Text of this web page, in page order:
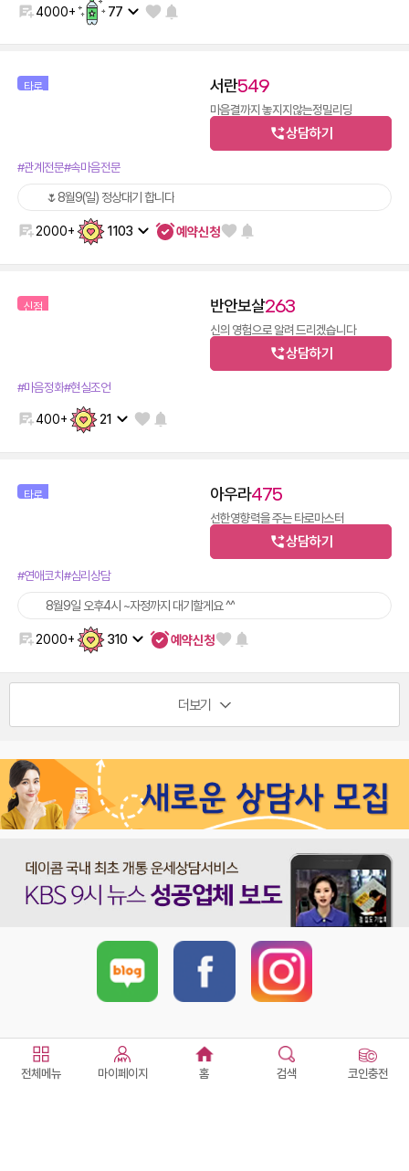
4000+ 77
타로 서란549
마음결까지 놓지지않는정밀리딩
12분 14,400
상담하기
#관계전문#속마음전문
🌷8월9(일) 정상대기 합니다
2000+ 1103 예약신청
신점 반안보살263
신의 영험으로 알려 드리겠습니다
12분 14,400
아우라 475
30초
더보기
전체메뉴 마이페이지 홈 검색 코인충전